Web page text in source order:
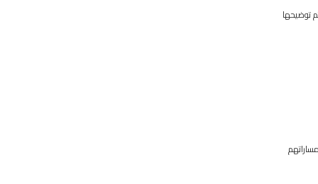
توضيحها